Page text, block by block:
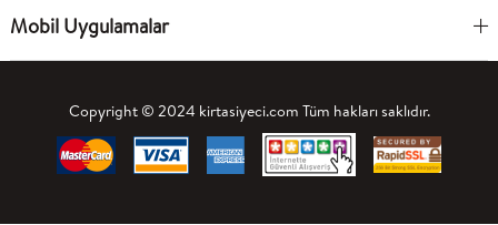
Mobil Uygulamalar
Copyright © 2024 kirtasiyeci.com Tüm hakları saklıdır.